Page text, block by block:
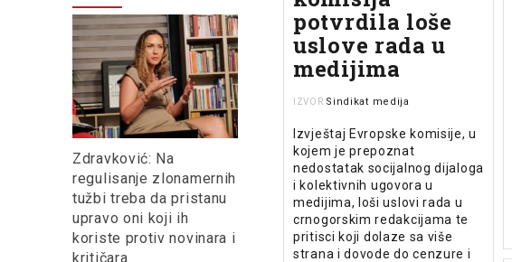
Zdravković: Na
regulisanje zlonamernih
tužbi treba da pristanu
upravo oni koji ih
koriste protiv novinara i
kritičara
potvrdila loše
uslove rada u
medijima
IZVOR Sindikat medija
Izvještaj Evropske komisije, u
kojem je prepoznat
nedostatak socijalnog dijaloga
i kolektivnih ugovora u
medijima, loši uslovi rada u
crnogorskim redakcijama te
pritisci koji dolaze sa više
strana i dovode do cenzure i